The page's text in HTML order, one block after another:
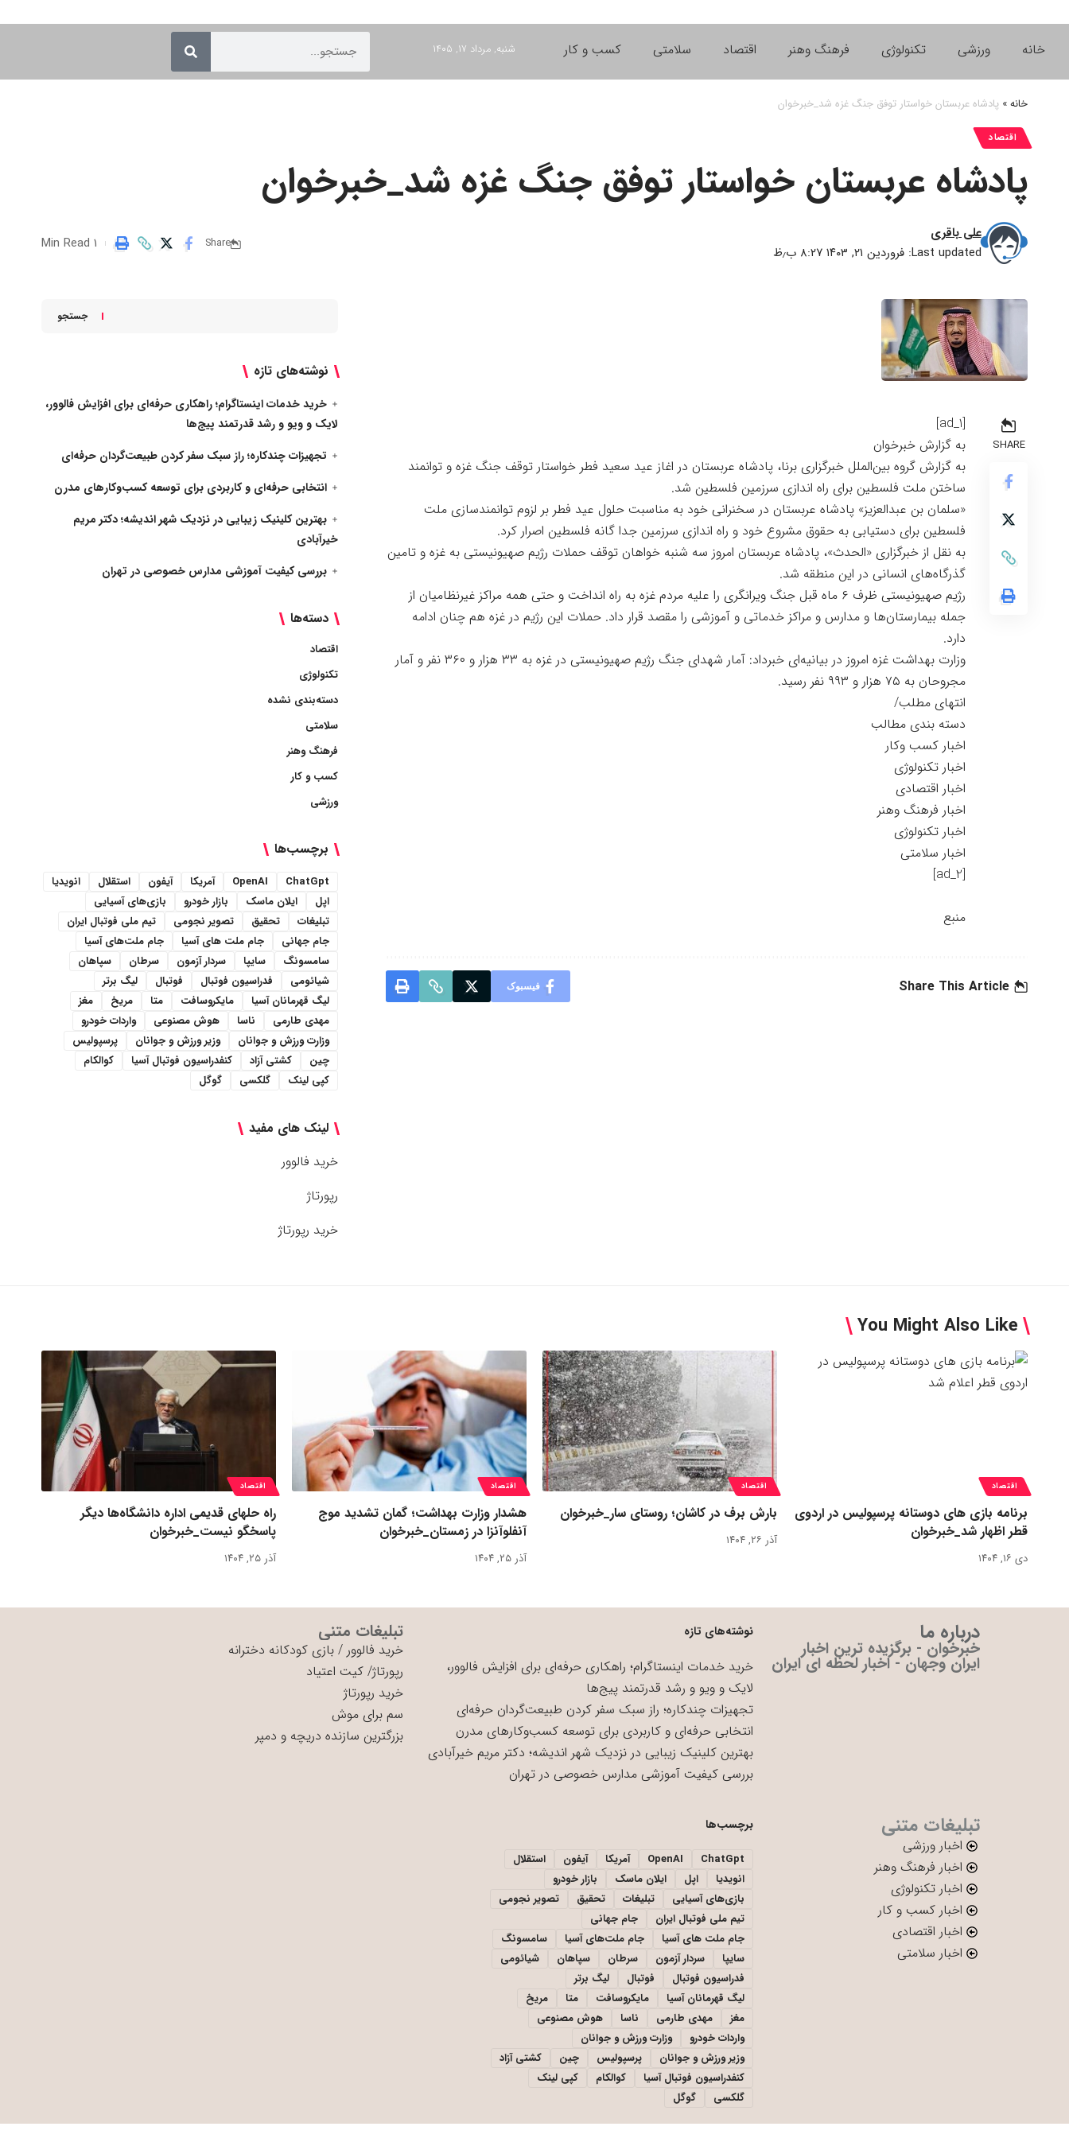
خانه ورزشی تکنولوژی فرهنگ وهنر اقتصاد سلامتی کسب و کار شنبه, مرداد ۱۷, ۱۴۰۵
خانه» پادشاه عربستان خواستار توفق جنگ غزه شد_خبرخوان
اقتصاد
پادشاه عربستان خواستار توفق جنگ غزه شد_خبرخوان
Last updated: فروردین ۲۱, ۱۴۰۳ ۸:۲۷ ب٫ظ
علی باقری
Share
1 Min Read
SHARE
[ad_1]
به گزارش خبرخوان
به گزارش گروه بین‌الملل خبرگزاری برنا، پادشاه عربستان در اغاز عید سعید فطر خواستار توقف جنگ غزه و توانمند
ساختن ملت فلسطین برای راه اندازی سرزمین فلسطین شد.
«سلمان بن عبدالعزیز» پادشاه عربستان در سخنرانی خود به مناسبت حلول عید فطر بر لزوم توانمندسازی ملت
فلسطین برای دستیابی به حقوق مشروع خود و راه اندازی سرزمین جدا گانه فلسطین اصرار کرد.
به نقل از خبرگزاری «الحدث»، پادشاه عربستان امروز سه شنبه خواهان توقف حملات رژیم صهیونیستی به غزه و تامین
گذرگاه‌های انسانی در این منطقه شد.
رژیم صهیونیستی ظرف ۶ ماه قبل جنگ ویرانگری را علیه مردم غزه به راه انداخت و حتی همه مراکز غیرنظامیان از
جمله بیمارستان‌ها و مدارس و مراکز خدماتی و آموزشی را مقصد قرار داد. حملات این رژیم در غزه هم چنان ادامه
دارد.
وزارت بهداشت غزه امروز در بیانیه‌ای خبرداد: آمار شهدای جنگ رژیم صهیونیستی در غزه به ۳۳ هزار و ۳۶۰ نفر و آمار
مجروحان به ۷۵ هزار و ۹۹۳ نفر رسید.
انتهای مطلب/
دسته بندی مطالب
اخبار کسب وکار
اخبار تکنولوژی
اخبار اقتصادی
اخبار فرهنگ وهنر
اخبار تکنولوژی
اخبار سلامتی
[ad_2]
منبع
Share This Article فیسبوک
جستجو
نوشته‌های تازه
خرید خدمات اینستاگرام؛ راهکاری حرفه‌ای برای افزایش فالوور،
لایک و ویو و رشد قدرتمند پیج‌ها
تجهیزات چندکاره؛ راز سبک سفر کردن طبیعت‌گردان حرفه‌ای
انتخابی حرفه‌ای و کاربردی برای توسعه کسب‌وکارهای مدرن
بهترین کلینیک زیبایی در نزدیک شهر اندیشه؛ دکتر مریم
خیرآبادی
بررسی کیفیت آموزشی مدارس خصوصی در تهران
دسته‌ها
اقتصاد
تکنولوژی
دسته‌بندی نشده
سلامتی
فرهنگ وهنر
کسب و کار
ورزشی
برچسب‌ها
ChatGpt
OpenAI آمریکا آیفون استقلال
انویدیا
اپل
ایلان ماسک بازار خودرو
بازی‌های آسیایی
تبلیغات
تحقیق تصویر نجومی
تیم ملی فوتبال ایران
جام جهانی
جام ملت های آسیا
جام ملت‌های آسیا
سامسونگ
سایپا سردار آزمون سرطان
سپاهان
شیائومی
فدراسیون فوتبال فوتبال
لیگ برتر
لیگ قهرمانان آسیا
مایکروسافت متا مریخ
مغز
مهدی طارمی
ناسا هوش مصنوعی
واردات خودرو
وزارت ورزش و جوانان
وزیر ورزش و جوانان
پرسپولیس
چین
کشتی آزاد کنفدراسیون فوتبال آسیا
کوالکام
کپی لینک
گلکسی گوگل
لینک های مفید
خرید فالوور
رپورتاژ
خرید رپورتاژ
You Might Also Like
اقتصاد
برنامه بازی های دوستانه پرسپولیس در اردوی
قطر اظهار شد_خبرخوان
دی ۱۶, ۱۴۰۴
اقتصاد
بارش برف در کاشان؛ روستای سار_خبرخوان
آذر ۲۶, ۱۴۰۴
اقتصاد
هشدار وزارت بهداشت؛ گمان تشدید موج
آنفلوآنزا در زمستان_خبرخوان
آذر ۲۵, ۱۴۰۴
اقتصاد
راه حلهای قدیمی اداره دانشگاه‌ها دیگر
پاسخگو نیست_خبرخوان
آذر ۲۵, ۱۴۰۴
درباره ما
خبرخوان - برگزیده ترین اخبار
ایران وجهان - اخبار لحظه ای ایران
نوشته‌های تازه
خرید خدمات اینستاگرام؛ راهکاری حرفه‌ای برای افزایش فالوور،
لایک و ویو و رشد قدرتمند پیج‌ها
تجهیزات چندکاره؛ راز سبک سفر کردن طبیعت‌گردان حرفه‌ای
انتخابی حرفه‌ای و کاربردی برای توسعه کسب‌وکارهای مدرن
بهترین کلینیک زیبایی در نزدیک شهر اندیشه؛ دکتر مریم خیرآبادی
بررسی کیفیت آموزشی مدارس خصوصی در تهران
تبلیغات متنی
خرید فالوور /بازی کودکانه دخترانه
رپورتاژ/کیت اعتیاد
خرید رپورتاژ
سم برای موش
بزرگترین سازنده دریچه و دمپر
تبلیغات متنی
اخبار ورزشی
اخبار فرهنگ وهنر
اخبار تکنولوژی
اخبار کسب و کار
اخبار اقتصادی
اخبار سلامتی
برچسب‌ها
ChatGpt
OpenAI آمریکا آیفون
استقلال
انویدیا
اپل ایلان ماسک
بازار خودرو
بازی‌های آسیایی
تبلیغات تحقیق
تصویر نجومی
تیم ملی فوتبال ایران
جام جهانی
جام ملت های آسیا
جام ملت‌های آسیا
سامسونگ
سایپا
سردار آزمون سرطان سپاهان
شیائومی
فدراسیون فوتبال
فوتبال
لیگ برتر
لیگ قهرمانان آسیا
مایکروسافت متا
مریخ
مغز
مهدی طارمی ناسا
هوش مصنوعی
واردات خودرو
وزارت ورزش و جوانان
وزیر ورزش و جوانان
پرسپولیس چین
کشتی آزاد
کنفدراسیون فوتبال آسیا
کوالکام
کپی لینک
گلکسی
گوگل